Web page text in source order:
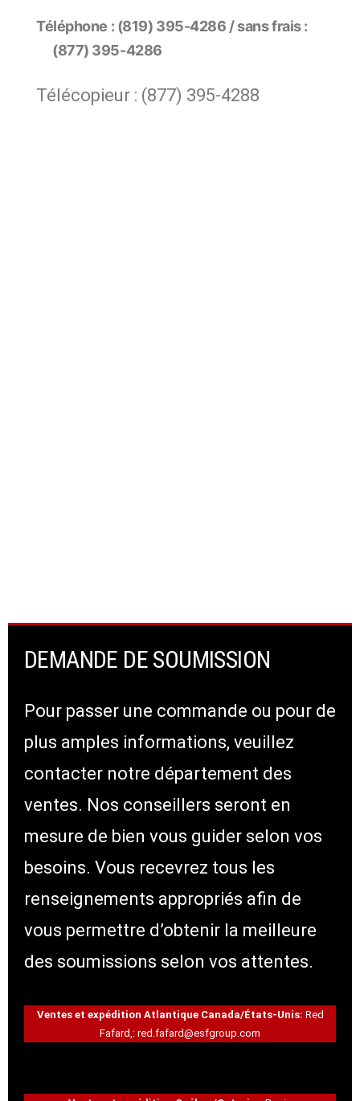
Téléphone : (819) 395-4286 / sans frais :
(877) 395-4286
Télécopieur : (877) 395-4288
DEMANDE DE SOUMISSION
Pour passer une commande ou pour de
plus amples informations, veuillez
contacter notre département des
ventes. Nos conseillers seront en
mesure de bien vous guider selon vos
besoins. Vous recevrez tous les
renseignements appropriés afin de
vous permettre d’obtenir la meilleure
des soumissions selon vos attentes.
Ventes et expédition Atlantique Canada/États-Unis: Red
Fafard,: red.fafard@esfgroup.com